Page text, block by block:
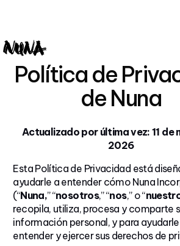
main
content
Menu
Política de
de Nuna
Actualizado por última vez: 11 de
2026
Esta Política de Privacidad está
ayudarle a entender cómo Nuna
(“Nuna,” “nosotros,” “nos,” o “
recopila, utiliza, procesa y comparte
información personal, y para
entender y ejercer sus derechos de